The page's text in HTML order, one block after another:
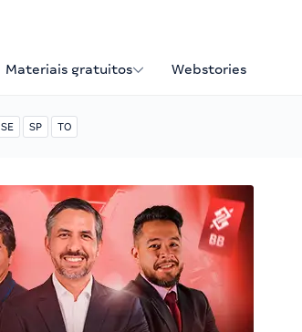
Materiais gratuitos Webstories
SE SP TO